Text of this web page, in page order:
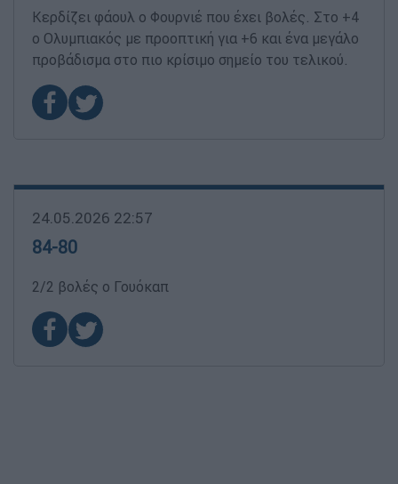
Κερδίζει φάουλ ο Φουρνιέ που έχει βολές. Στο +4
ο Ολυμπιακός με προοπτική για +6 και ένα μεγάλο
προβάδισμα στο πιο κρίσιμο σημείο του τελικού.
24.05.2026 22:57
84-80
2/2 βολές ο Γουόκαπ